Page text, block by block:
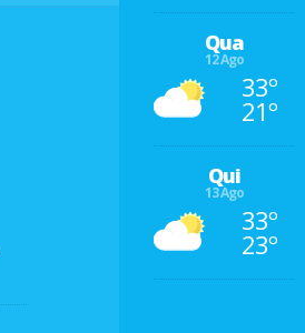
Qua
12 Ago
33º
21º
Qui
13 Ago
33º
23º